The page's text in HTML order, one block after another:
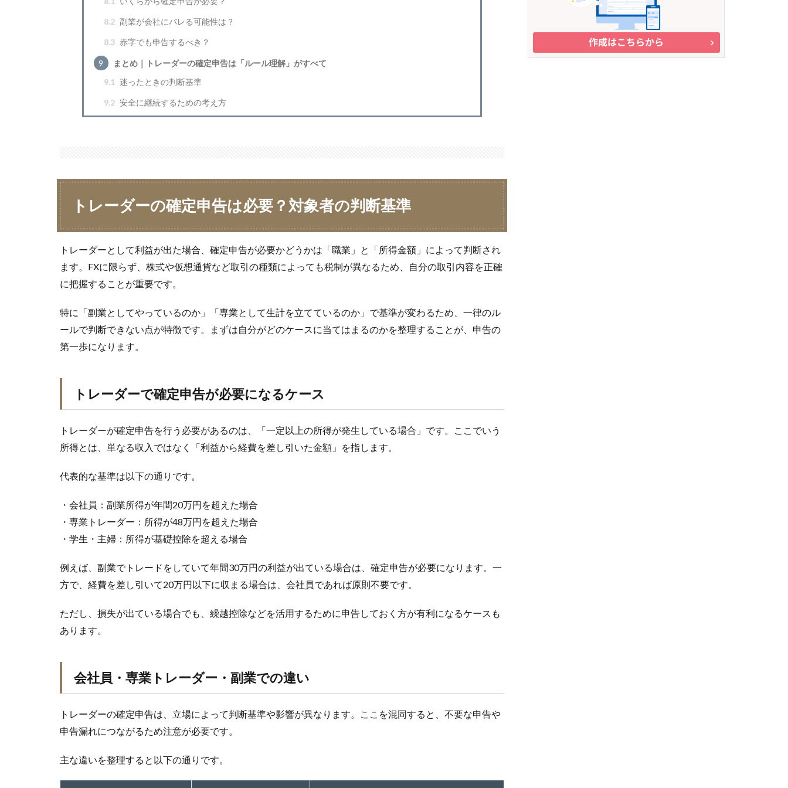
8.2 副業が会社にバレる可能性は？
8.3 赤字でも申告するべき？
9
まとめ｜トレーダーの確定申告は「ルール理解」がすべて
9.1 迷ったときの判断基準
9.2 安全に継続するための考え方
トレーダーの確定申告は必要？対象者の判断基準
トレーダーとして利益が出た場合、確定申告が必要かどうかは「職業」と「所得金額」によって判断され
ます。FXに限らず、株式や仮想通貨など取引の種類によっても税制が異なるため、自分の取引内容を正確
に把握することが重要です。
特に「副業としてやっているのか」「専業として生計を立てているのか」で基準が変わるため、一律のル
ールで判断できない点が特徴です。まずは自分がどのケースに当てはまるのかを整理することが、申告の
第一歩になります。
トレーダーで確定申告が必要になるケース
トレーダーが確定申告を行う必要があるのは、「一定以上の所得が発生している場合」です。ここでいう
所得とは、単なる収入ではなく「利益から経費を差し引いた金額」を指します。
代表的な基準は以下の通りです。
・会社員：副業所得が年間20万円を超えた場合
・専業トレーダー：所得が48万円を超えた場合
・学生・主婦：所得が基礎控除を超える場合
例えば、副業でトレードをしていて年間30万円の利益が出ている場合は、確定申告が必要になります。一
方で、経費を差し引いて20万円以下に収まる場合は、会社員であれば原則不要です。
ただし、損失が出ている場合でも、繰越控除などを活用するために申告しておく方が有利になるケースも
あります。
会社員・専業トレーダー・副業での違い
トレーダーの確定申告は、立場によって判断基準や影響が異なります。ここを混同すると、不要な申告や
申告漏れにつながるため注意が必要です。
主な違いを整理すると以下の通りです。